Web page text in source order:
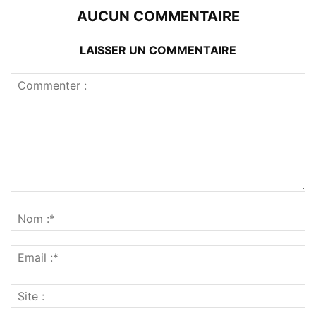
AUCUN COMMENTAIRE
LAISSER UN COMMENTAIRE